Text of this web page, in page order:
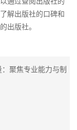
解出版社的口碑和
出版社。
聚焦专业能力与制